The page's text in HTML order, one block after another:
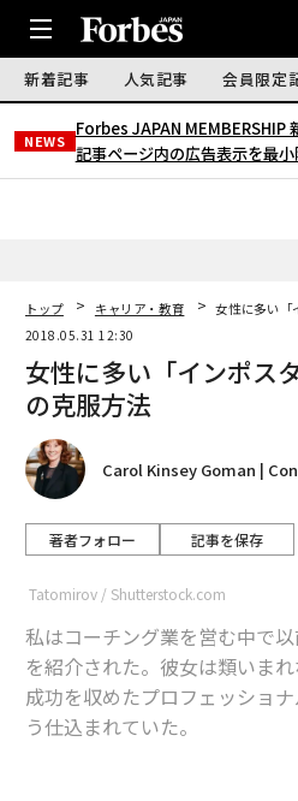
新着記事 人気記事 会員限定
NEWS
Forbes JAPAN MEMBERSHIP
記事ページ内の広告表示を最
トップ キャリア・教育
女性に多い
2018.05.31 12:30
女性に多い「インポ
の克服方法
Carol Kinsey Goman |
著者フォロー 記事を保存
Tatomirov / Shutterstock.com
私はコーチング業を営む中で
を紹介された。彼女は類いま
成功を収めたプロフェッショ
う仕込まれていた。